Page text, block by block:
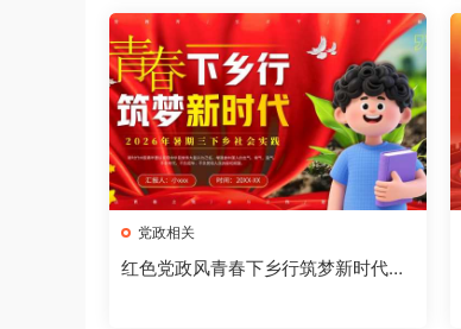
党政相关
红色党政风青春下乡行筑梦新时代PP